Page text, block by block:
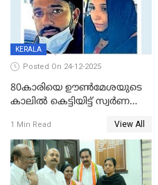
KERALA
Posted On 24-12-2025
80കാരിയെ ഊൺമേശയുടെ
കാലിൽ കെട്ടിയിട്ട് സ്വർണവും
കൊച്ചുമകനും സുഹൃത്തും
അറസ്റ്റിൽ
1 Min Read View All